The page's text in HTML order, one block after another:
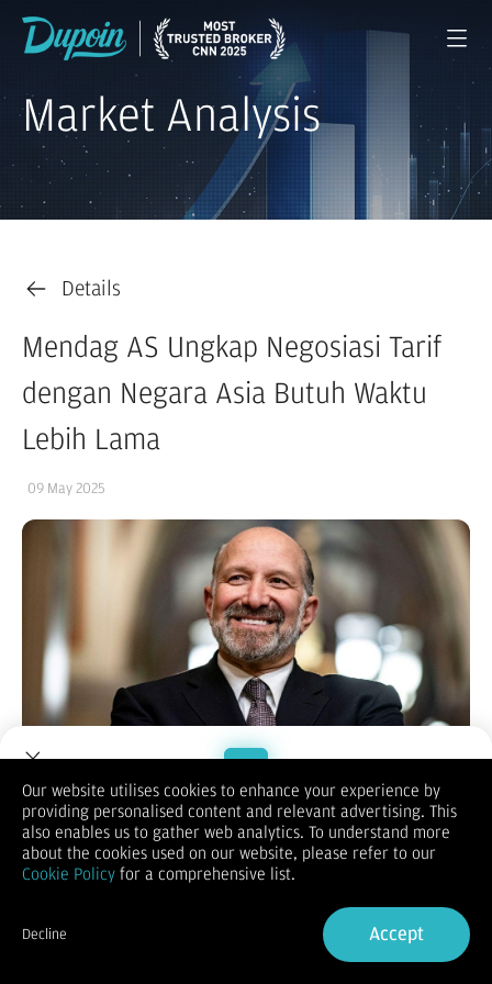
Market Analysis
Details
Mendag AS Ungkap Negosiasi Tarif
dengan Negara Asia Butuh Waktu
Lebih Lama
09 May 2025
Bisnis.com, JAKARTA - Menteri Perdagangan Amerika Serikat
(AS) Howard Lutnick mengatakan kesepakatan dagang dengan
Korea Selatan dan Jepang dapat memakan waktu lebih lama
sebagai sinyal bahwa beberapa mitra Asia mungkin harus
menunggu keringanan tarif.
"Anda harus menghabiskan banyak waktu dengan Jepang dan
Welcome to Dupoin.
Trade with a Trusted Broker
Sign in
Our website utilises cookies to enhance your experience by
providing personalised content and relevant advertising. This
also enables us to gather web analytics. To understand more
about the cookies used on our website, please refer to our
Cookie Policy for a comprehensive list.
Decline Accept